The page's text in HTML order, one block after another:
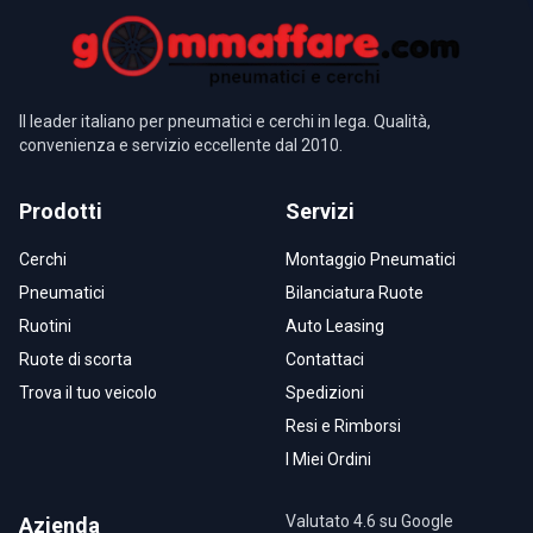
Il leader italiano per pneumatici e cerchi in lega. Qualità,
convenienza e servizio eccellente dal 2010.
Prodotti
Cerchi
Pneumatici
Ruotini
Ruote di scorta
Trova il tuo veicolo
Servizi
Montaggio Pneumatici
Bilanciatura Ruote
Auto Leasing
Contattaci
Spedizioni
Resi e Rimborsi
I Miei Ordini
Azienda Valutato 4.6 su Google